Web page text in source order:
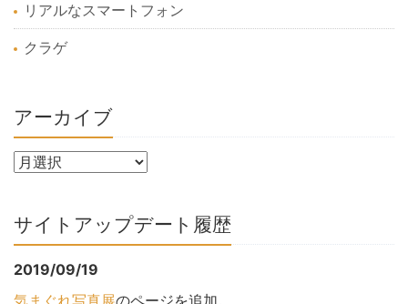
リアルなスマートフォン
クラゲ
アーカイブ
サイトアップデート履歴
2019/09/19